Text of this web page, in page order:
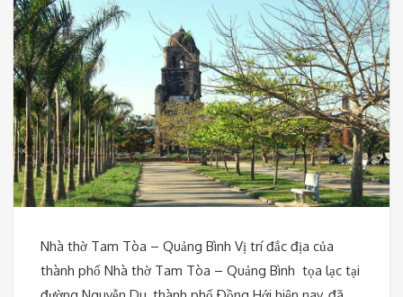
Nhà thờ Tam Tòa – Quảng Bình Vị trí đắc địa của
thành phố Nhà thờ Tam Tòa – Quảng Bình tọa lạc tại